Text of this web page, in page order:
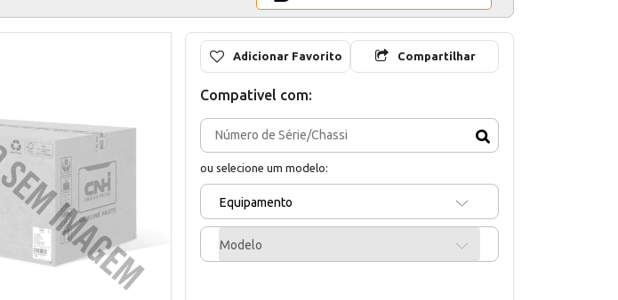
Adicionar Favorito Compartilhar
Compativel com:
ou selecione um modelo:
Equipamento
Modelo